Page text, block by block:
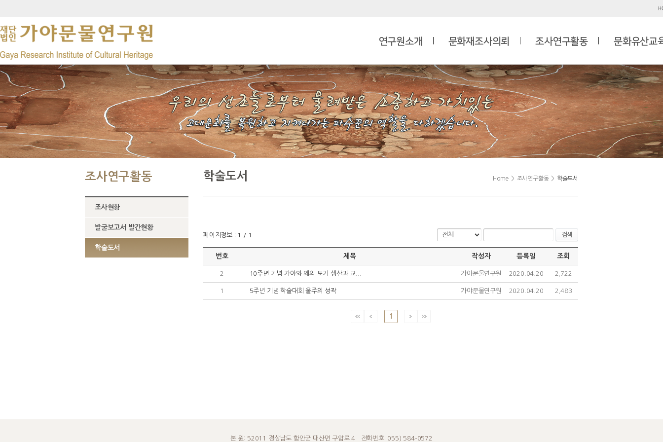
연구원소개 문화재조사의뢰 조사연구활동 문화유산교
조사연구활동
조사현황
발굴보고서 발간현황
학술도서
학술도서 Home > 조사연구활동 > 학술도서
페이지정보 : 1 / 1 검색
번호 제목 작성자 등록일 조회
2 10주년 기념 가야와 왜의 토기 생산과 교... 가야문물연구원 2020.04.20 2,722
1 5주년 기념 학술대회 울주의 성곽 가야문물연구원 2020.04.20 2,483
1
본 원: 52011 경상남도 함안군 대산면 구암로 4 전화번호: 055) 584-0572